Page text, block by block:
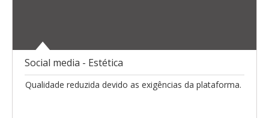
Social media - Estética
Qualidade reduzida devido as exigências da plataforma.